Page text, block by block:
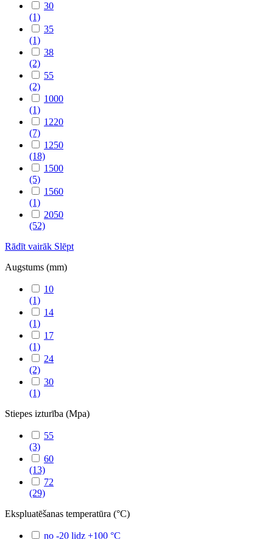
30
(1)
35
(1)
38
(2)
55
(2)
1000
(1)
1220
(7)
1250
(18)
1500
(5)
1560
(1)
2050
(52)
Rādīt vairāk Slēpt
Augstums (mm)
10
(1)
14
(1)
17
(1)
24
(2)
30
(1)
Stiepes izturība (Mpa)
55
(3)
60
(13)
72
(29)
Ekspluatēšanas temperatūra (°C)
no -20 lidz +100 °C